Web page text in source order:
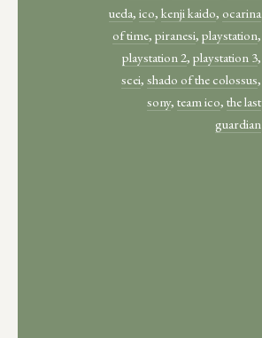
ueda,ico,kenji kaido, ocarina
of time,piranesi,playstation,
playstation 2,playstation 3,
scei,shado of the colossus,
sony,team ico,the last
guardian